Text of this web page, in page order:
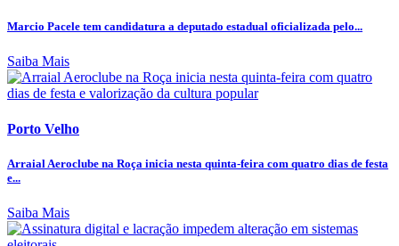
Marcio Pacele tem candidatura a deputado estadual oficializada pelo...
Saiba Mais
Porto Velho
Arraial Aeroclube na Roça inicia nesta quinta-feira com quatro dias de festa
e...
Saiba Mais